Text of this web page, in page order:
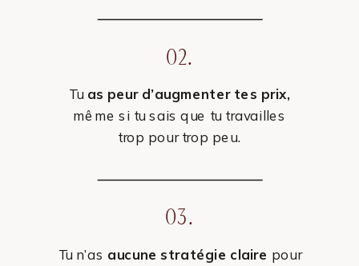
02.
Tu as peur d’augmenter tes prix,
même si tu sais que tu travailles
trop pour trop peu.
03.
Tu n’as aucune stratégie claire pour